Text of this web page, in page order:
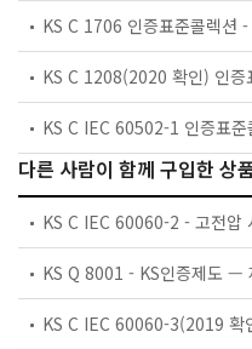
KS C 1208(2020 확인) 인증
다른 사람이 함께 구입한 상
KS C IEC 60060-2 - 고전압
KS Q 8001 - KS인증제도 —